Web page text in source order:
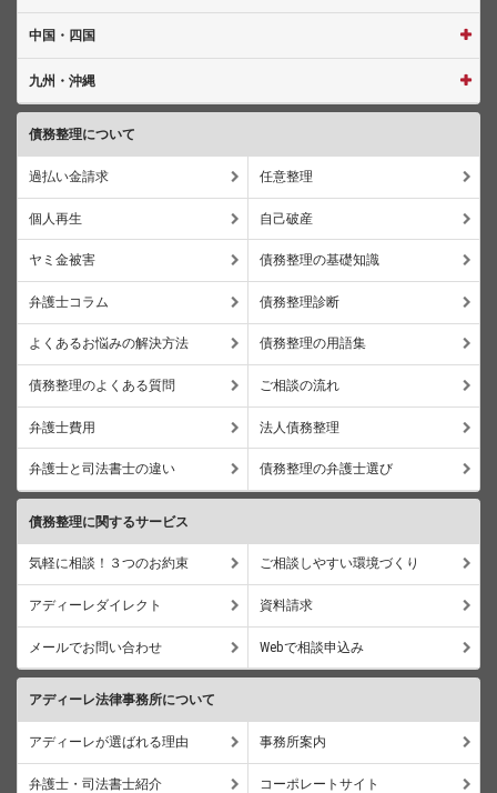
中国・四国
九州・沖縄
債務整理について
過払い金請求 任意整理
個人再生 自己破産
ヤミ金被害 債務整理の基礎知識
弁護士コラム 債務整理診断
よくあるお悩みの解決方法 債務整理の用語集
債務整理のよくある質問 ご相談の流れ
弁護士費用 法人債務整理
弁護士と司法書士の違い 債務整理の弁護士選び
債務整理に関するサービス
気軽に相談！３つのお約束 ご相談しやすい環境づくり
アディーレダイレクト 資料請求
メールでお問い合わせ Webで相談申込み
アディーレ法律事務所について
アディーレが選ばれる理由 事務所案内
弁護士・司法書士紹介 コーポレートサイト